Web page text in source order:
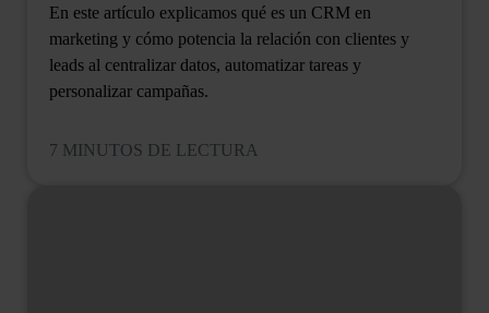
En este artículo explicamos qué es un CRM en
marketing y cómo potencia la relación con clientes y
leads al centralizar datos, automatizar tareas y
personalizar campañas.
7 MINUTOS DE LECTURA